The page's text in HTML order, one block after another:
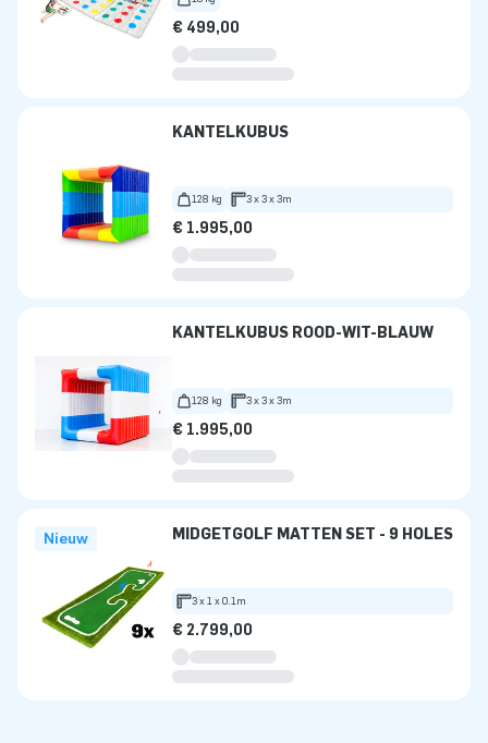
€ 499,00
KANTELKUBUS
128 kg 3 x 3 x 3m
€ 1.995,00
KANTELKUBUS ROOD-WIT-BLAUW
128 kg 3 x 3 x 3m
€ 1.995,00
Nieuw MIDGETGOLF MATTEN SET - 9 HOLES
3 x 1 x 0.1m
€ 2.799,00